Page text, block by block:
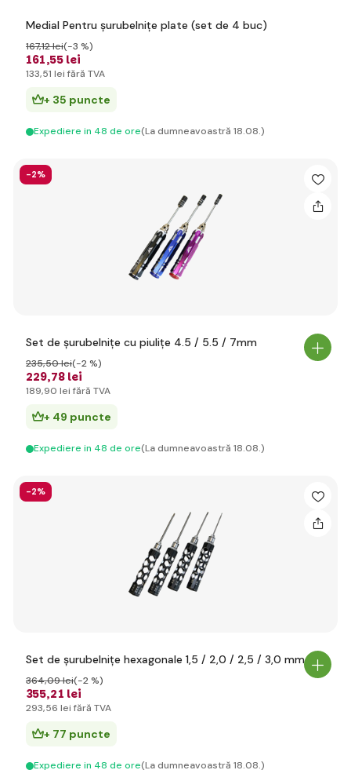
Medial Pentru șurubelnițe plate (set de 4 buc)
161,55 lei
167,12 lei(-3 %)
133,51 lei fără TVA
+ 35 puncte
Expediere in 48 de ore(La dumneavoastră 18.08.)
-2%
Set de șurubelnițe cu piulițe 4.5 / 5.5 / 7mm
229,78 lei
235,50 lei(-2 %)
189,90 lei fără TVA
+ 49 puncte
Expediere in 48 de ore(La dumneavoastră 18.08.)
-2%
Set de șurubelnițe hexagonale 1,5 / 2,0 / 2,5 / 3,0 mm
355,21 lei
364,09 lei(-2 %)
293,56 lei fără TVA
+ 77 puncte
Expediere in 48 de ore(La dumneavoastră 18.08.)